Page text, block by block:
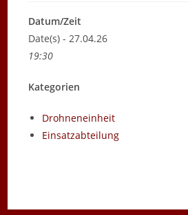
Datum/Zeit
Date(s) - 27.04.26
19:30
Kategorien
Drohneneinheit
Einsatzabteilung